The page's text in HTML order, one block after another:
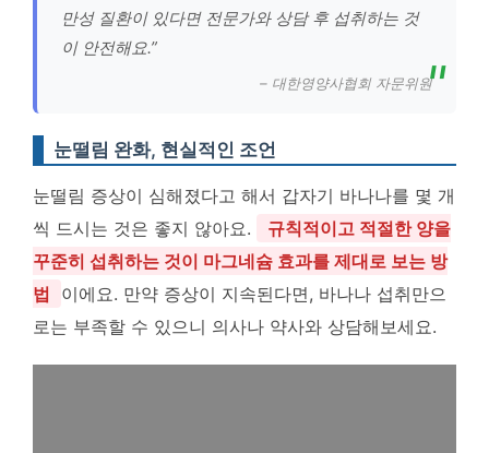
만성 질환이 있다면 전문가와 상담 후 섭취하는 것
이 안전해요.”
– 대한영양사협회 자문위원
눈떨림 완화, 현실적인 조언
눈떨림 증상이 심해졌다고 해서 갑자기 바나나를 몇 개
씩 드시는 것은 좋지 않아요.
규칙적이고 적절한 양을
꾸준히 섭취하는 것이 마그네슘 효과를 제대로 보는 방
법
이에요. 만약 증상이 지속된다면, 바나나 섭취만으
로는 부족할 수 있으니 의사나 약사와 상담해보세요.